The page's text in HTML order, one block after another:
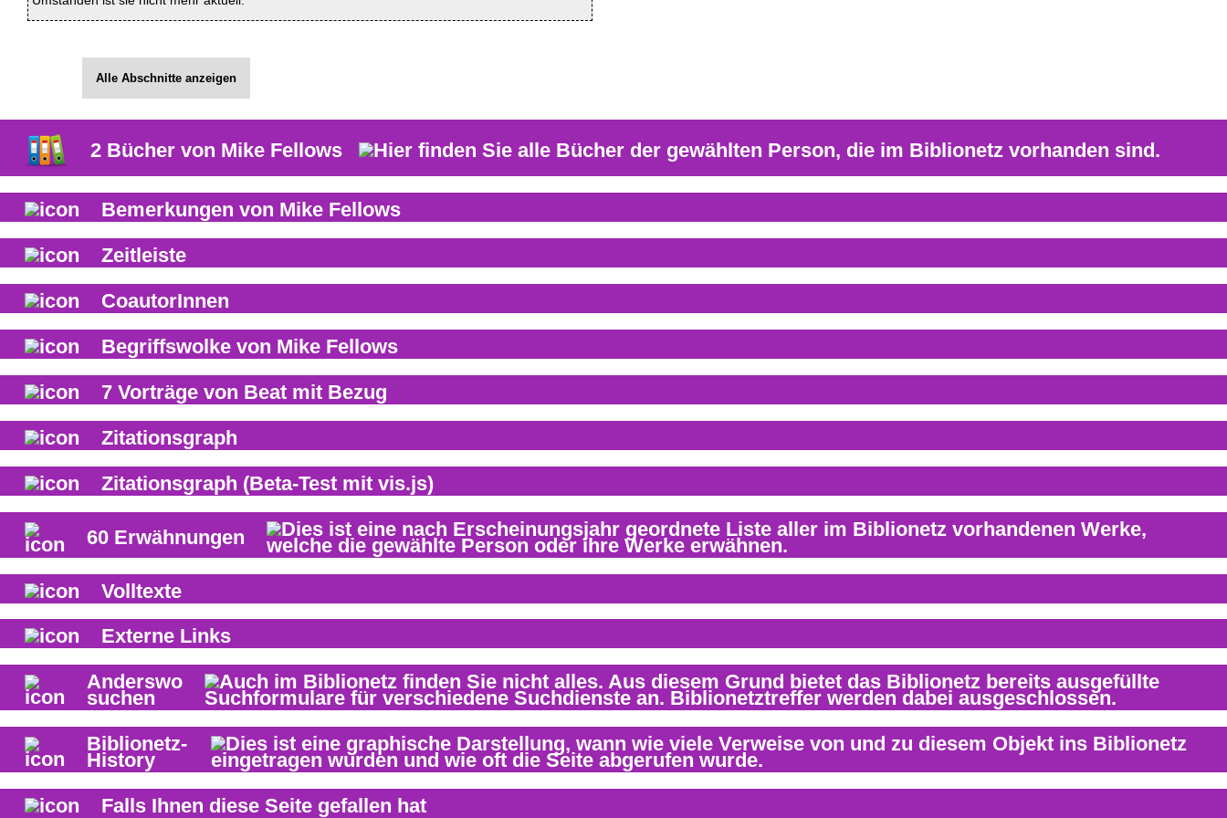
Alle Abschnitte anzeigen
2 Bücher von Mike Fellows
Bemerkungen von Mike Fellows
Zeitleiste
CoautorInnen
Begriffswolke von Mike Fellows
7 Vorträge von Beat mit Bezug
Zitationsgraph
Zitationsgraph (Beta-Test mit vis.js)
60 Erwähnungen
Volltexte
Externe Links
Anderswo
suchen
Biblionetz-
History
Falls Ihnen diese Seite gefallen hat